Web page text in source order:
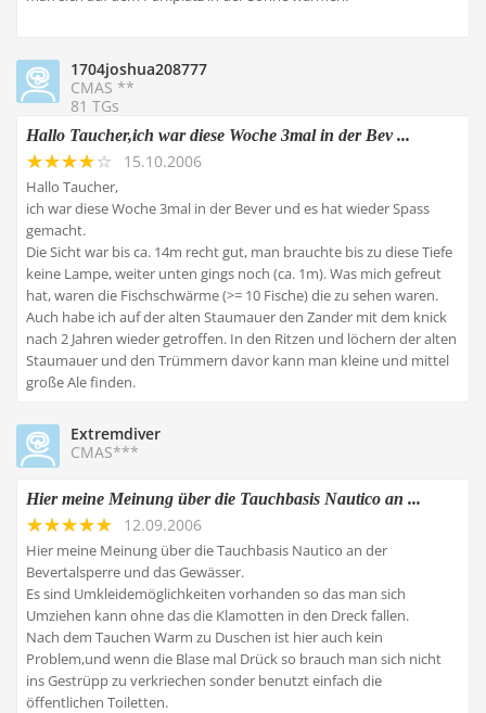
1704joshua208777
CMAS **
81 TGs
Hallo Taucher,ich war diese Woche 3mal in der Bev ...
15.10.2006
Hallo Taucher,
ich war diese Woche 3mal in der Bever und es hat wieder Spass
gemacht.
Die Sicht war bis ca. 14m recht gut, man brauchte bis zu diese Tiefe
keine Lampe, weiter unten gings noch (ca. 1m). Was mich gefreut
hat, waren die Fischschwärme (>= 10 Fische) die zu sehen waren.
Auch habe ich auf der alten Staumauer den Zander mit dem knick
nach 2 Jahren wieder getroffen. In den Ritzen und löchern der alten
Staumauer und den Trümmern davor kann man kleine und mittel
große Ale finden.
Extremdiver
CMAS***
Hier meine Meinung über die Tauchbasis Nautico an ...
12.09.2006
Hier meine Meinung über die Tauchbasis Nautico an der
Bevertalsperre und das Gewässer.
Es sind Umkleidemöglichkeiten vorhanden so das man sich
Umziehen kann ohne das die Klamotten in den Dreck fallen.
Nach dem Tauchen Warm zu Duschen ist hier auch kein
Problem,und wenn die Blase mal Drück so brauch man sich nicht
ins Gestrüpp zu verkriechen sonder benutzt einfach die
öffentlichen Toiletten.